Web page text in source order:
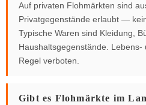
Auf privaten Flohmärkten sind
Privatgegenstände erlaubt —
Typische Waren sind Kleidung,
Haushaltsgegenstände.
Regel verboten.
Gibt es Flohmärkte im